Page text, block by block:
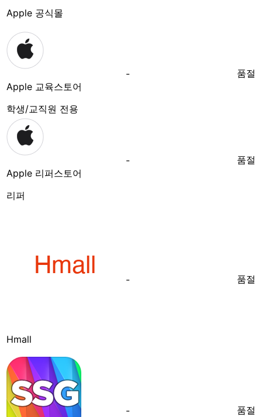
Apple 공식몰
Apple 교육스토어
학생/교직원 전용
- 품절
Apple 리퍼스토어
리퍼
- 품절
Hmall
- 품절
- 품절